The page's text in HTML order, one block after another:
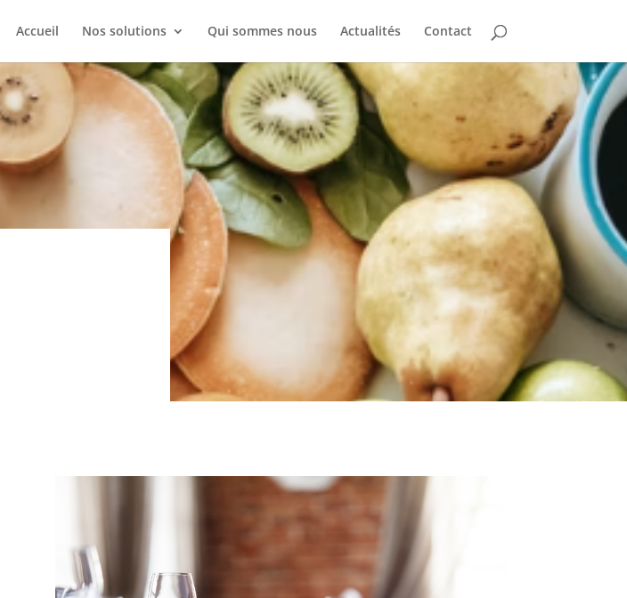
Accueil Nos solutions Qui sommes nous Actualités Contact